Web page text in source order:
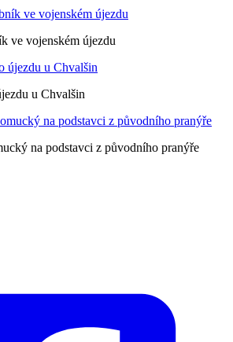
ve vojenském újezdu
u Chvalšin
na podstavci z původního pranýře